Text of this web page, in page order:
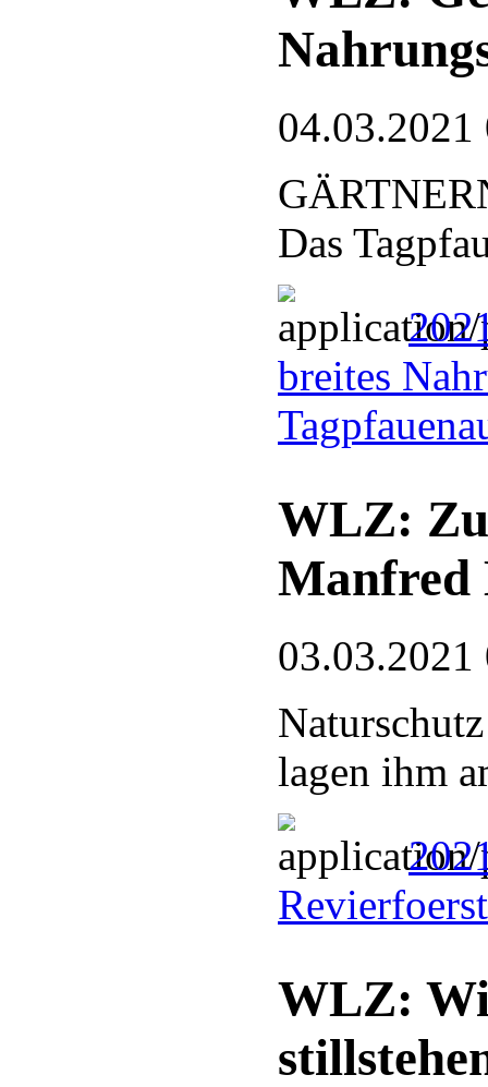
04.03.2021
Das
breites
WLZ:
Manfred
03.03.2021
lagen ihm
WLZ: